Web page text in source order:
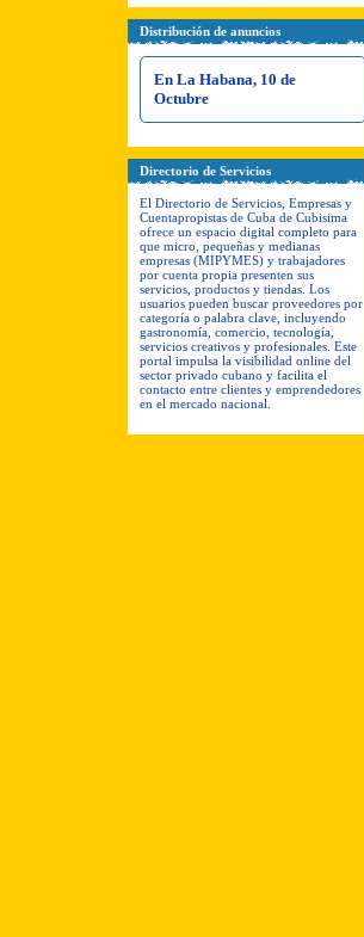
Distribución de anuncios
En La Habana, 10 de
Octubre
Directorio de Servicios
El Directorio de Servicios, Empresas y
Cuentapropistas de Cuba de Cubisima
ofrece un espacio digital completo para
que micro, pequeñas y medianas
empresas (MIPYMES) y trabajadores
por cuenta propia presenten sus
servicios, productos y tiendas. Los
usuarios pueden buscar proveedores por
categoría o palabra clave, incluyendo
gastronomía, comercio, tecnología,
servicios creativos y profesionales. Este
portal impulsa la visibilidad online del
sector privado cubano y facilita el
contacto entre clientes y emprendedores
en el mercado nacional.